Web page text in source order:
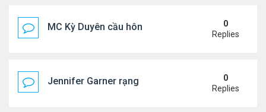
MC Kỳ Duyên cầu hôn lại chồng cũ
0
Replies
Jennifer Garner rạng rỡ bên bạn trai kém 6 tuổi
0
Replies